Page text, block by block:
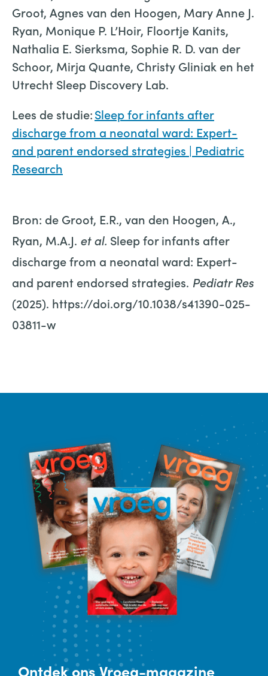
Groot, Agnes van den Hoogen, Mary Anne J.
Ryan, Monique P. L’Hoir, Floortje Kanits,
Nathalia E. Sierksma, Sophie R. D. van der
Schoor, Mirja Quante, Christy Gliniak en het
Utrecht Sleep Discovery Lab.
Lees de studie:Sleep for infants after
discharge from a neonatal ward: Expert-
and parent endorsed strategies | Pediatric
Research
Bron: de Groot, E.R., van den Hoogen, A.,
Ryan, M.A.J. et al. Sleep for infants after
discharge from a neonatal ward: Expert-
and parent endorsed strategies. Pediatr Res
(2025). https://doi.org/10.1038/s41390-025-
03811-w
Ontdekons Vroeg-magazine